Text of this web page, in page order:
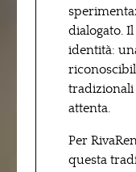
dialogato.
identità:
tradizionali
attenta.
Per
questa